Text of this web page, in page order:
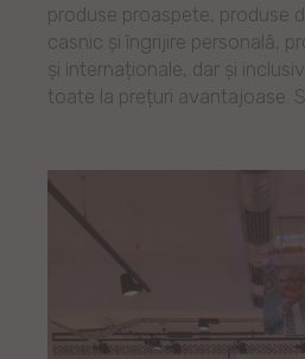
produse proaspete, produse
casnic și îngrijire personală,
și internaționale, dar și
toate la prețuri avantajoase.